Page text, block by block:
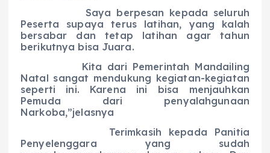
Saya berpesan kepada seluruh
Peserta supaya terus latihan, yang kalah
bersabar dan tetap latihan agar tahun
berikutnya bisa Juara.
Kita dari Pemerintah Mandailing
Natal sangat mendukung kegiatan-kegiatan
seperti ini. Karena ini bisa menjauhkan
Pemuda dari penyalahgunaan
Narkoba,”jelasnya
Terimkasih kepada Panitia
Penyelenggara yang sudah